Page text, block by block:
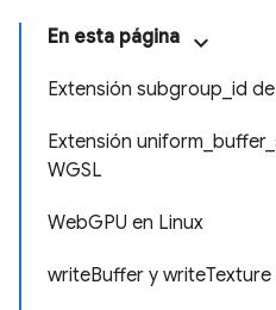
En esta página
Extensión subgroup_id
Extensión
WGSL
WebGPU en Linux
writeBuffer y